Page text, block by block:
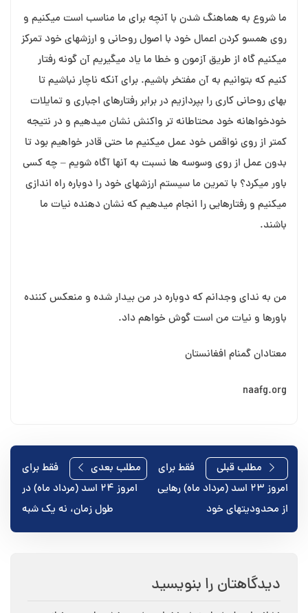
ما شروع به هماهنگ شدن با آنچه برای ما مناسب است میکنیم و
روی همسو کردن اعمال خود با اصول روحانی و ارزشهای خود تمرکز
میکنیم گاه از طریق آزمون و خطا ما یاد میگیریم آن گونه رفتار
کنیم که بتوانیم به آن مفتخر باشیم. برای آنکه ناچار نباشیم تا
بهای روحانی کاری را بپردازیم در برابر رفتارهای اجباری و تمایلات
خودخواهانه خود محتاطانه تر واکنش نشان میدهیم و در نتیجه
کمتر از روی نواقص خود عمل میکنیم ما حتی قادر خواهیم بود تا
بدون عمل از روی وسوسه ها نسبت به آنها آگاه شویم – چه کسی
باور میکرد؟ با تمرین ما سیستم ارزشهای خود را دوباره راه اندازی
میکنیم و رفتارهایی را انجام میدهیم که نشان دهنده نیات ما
باشند.
من به ندای وجدانم که دوباره در من بیدار شده و منعکس کننده
باورها و نیات من است گوش خواهم داد.
معتادان گمنام افغانستان
naafg.org
راهبری
نوشته
مطلب قبلی
فقط برای
امروز ۲۳ اسد (مرداد ماه) رهایی
از محدودیت⁯های خود
مطلب بعدی
فقط برای
امروز ۲۴ اسد (مرداد ماه) در
طول زمان، نه یک⁯ شبه
دیدگاهتان را بنویسید